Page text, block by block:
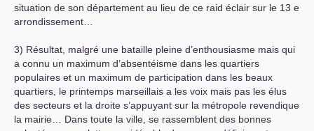
situation de son département au lieu de ce raid éclair sur le 13 e
arrondissement…
3) Résultat, malgré une bataille pleine d’enthousiasme mais qui
a connu un maximum d’absentéisme dans les quartiers
populaires et un maximum de participation dans les beaux
quartiers, le printemps marseillais a les voix mais pas les élus
des secteurs et la droite s’appuyant sur la métropole revendique
la mairie… Dans toute la ville, se rassemblent des bonnes